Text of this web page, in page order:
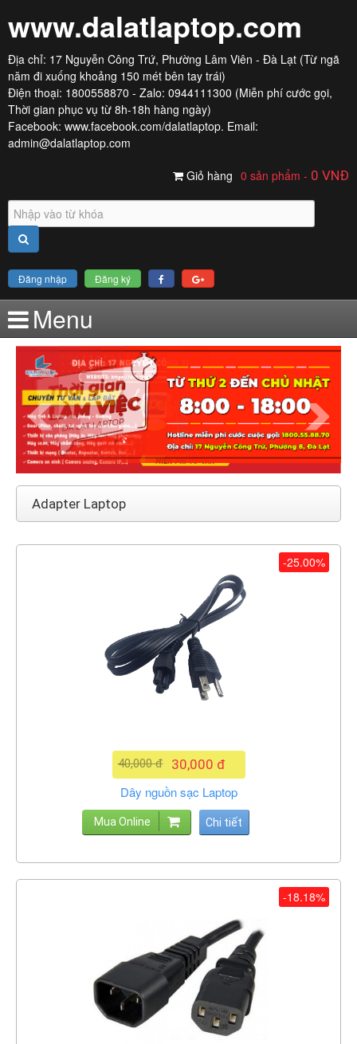
www.dalatlaptop.com
Địa chỉ: 17 Nguyễn Công Trứ, Phường Lâm Viên - Đà Lạt (Từ ngã
năm đi xuống khoảng 150 mét bên tay trái)
Điện thoại: 1800558870 - Zalo: 0944111300 (Miễn phí cước gọi,
Thời gian phục vụ từ 8h-18h hàng ngày)
Facebook: www.facebook.com/dalatlaptop. Email:
admin@dalatlaptop.com
Giỏ hàng 0 sản phẩm - 0 VNĐ
Đăng nhập Đăng ký
Menu
Adapter Laptop
30,000 đ
40,000 đ
Dây nguồn sạc Laptop
Mua Online Chi tiết
-25.00%
-18.18%